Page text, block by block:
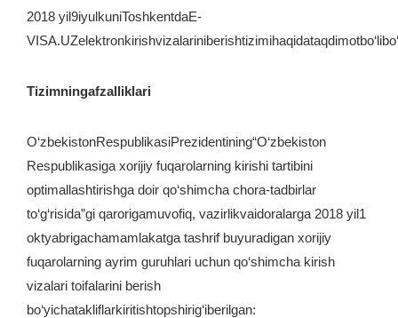
2018 yil9iyulkuniToshkentdaE-
Tizimningafzalliklari
O‘zbekistonRespublikasiPrezidentining“O‘zbekiston
Respublikasiga xorijiy fuqarolarning kirishi tartibini
optimallashtirishga doir qo‘shimcha chora-tadbirlar
to‘g‘risida”gi qarorigamuvofiq, vazirlikvaidoralarga 2018 yil1
oktyabrigachamamlakatga tashrif buyuradigan xorijiy
fuqarolarning ayrim guruhlari uchun qo‘shimcha kirish
vizalari toifalarini berish
bo‘yichatakliflarkiritishtopshirig‘iberilgan: